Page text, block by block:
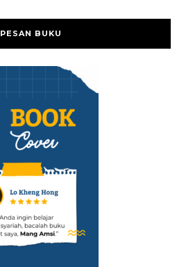
PESAN BUKU